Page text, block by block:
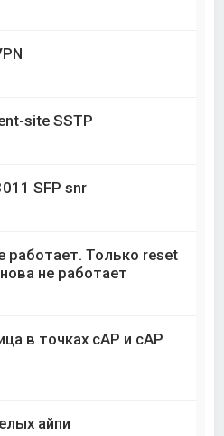
site SSTP
SFP snr
работает. Только reset
не работает
в точках cAP и cAP
айпи